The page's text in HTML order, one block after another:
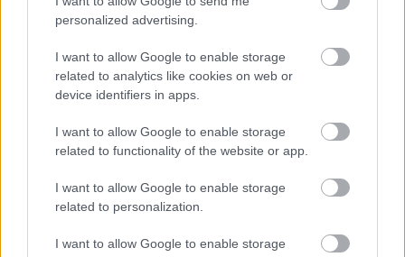
personalized advertising.
I want to allow Google to enable storage
related to analytics like cookies on web or
device identifiers in apps.
I want to allow Google to enable storage
related to functionality of the website or app.
I want to allow Google to enable storage
related to personalization.
I want to allow Google to enable storage
Bent sült csirke illata terjengett, friss kenyérrel keveredve. A
nappaliból a tágas ebédlőbe kísértek, az asztal már meg
volt terítve. Leültünk, egy ideig csendben ültünk, aztán
„Ross, el kell mondanunk valamit a lányunkról, Emilyről”
kezdte. „Ő volt az a nő, akinek azon az estén segített.”
Margaret óvatosan megszorította a férje kezét, a szeme
sarkában gyűlt a könny.